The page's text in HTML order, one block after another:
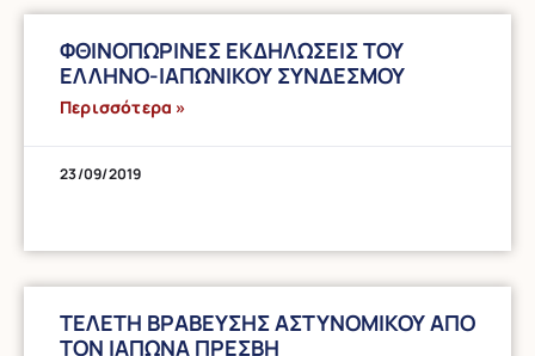
ΦΘΙΝΟΠΩΡΙΝΕΣ ΕΚΔΗΛΩΣΕΙΣ ΤΟΥ
ΕΛΛΗΝΟ-ΙΑΠΩΝΙΚΟΥ ΣΥΝΔΕΣΜΟΥ
Περισσότερα »
23/09/2019
ΤΕΛΕΤΗ ΒΡΑΒΕΥΣΗΣ ΑΣΤΥΝΟΜΙΚΟΥ ΑΠΟ
ΤΟΝ ΙΑΠΩΝΑ ΠΡΕΣΒΗ